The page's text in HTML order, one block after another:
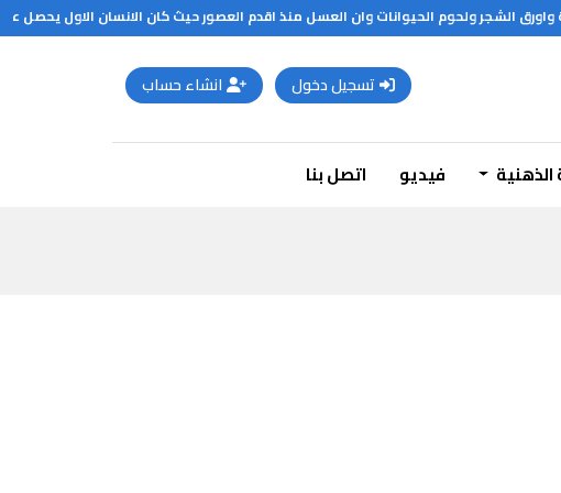
و 100 جم مواد بروتنية وان الافراط في الطعام او عدم مزاولة الرياضة بانتظام يؤدي الى اضطراب في الكبد الذي يبعث على الضيق والقلق وان المريمية تستخدم في الطهي لاضفاء نكهة لذيذة للطعام وان القواقع في فرنسا تقدم على المائدة كطعام لذيذ وشهي وان اللحم يسمى بعد تمليحه بالقديد حيث يغمر بالماء المالح لمدة تقارب الاسبوع ويدخن نفس المدة ايضا ثم يجفف ويباع وان العرب خلال العصور الوسطى كانوا
تسجيل دخول انشاء حساب
الذهنية فيديو اتصل بنا